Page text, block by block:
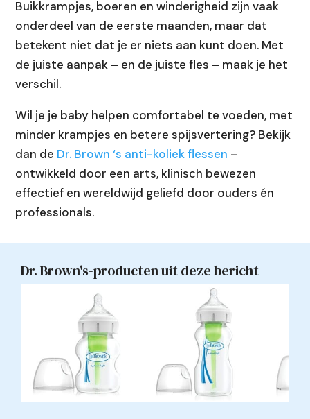
Buikkrampjes, boeren en winderigheid zijn vaak
onderdeel van de eerste maanden, maar dat
betekent niet dat je er niets aan kunt doen. Met
de juiste aanpak – en de juiste fles – maak je het
verschil.
Wil je je baby helpen comfortabel te voeden, met
minder krampjes en betere spijsvertering? Bekijk
dan de Dr. Brown ‘s anti-koliek flessen –
ontwikkeld door een arts, klinisch bewezen
effectief en wereldwijd geliefd door ouders én
professionals.
Dr. Brown's-producten uit deze bericht